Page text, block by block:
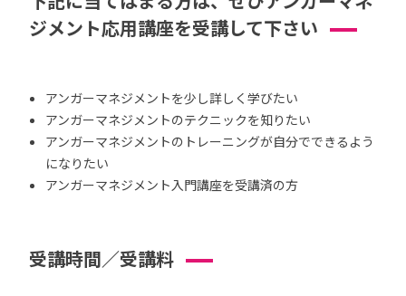
ジメント応用講座を受講して下さい
アンガーマネジメントを少し詳しく学びたい
アンガーマネジメントのテクニックを知りたい
アンガーマネジメントのトレーニングが自分でできるよう
になりたい
アンガーマネジメント入門講座を受講済の方
受講時間／受講料